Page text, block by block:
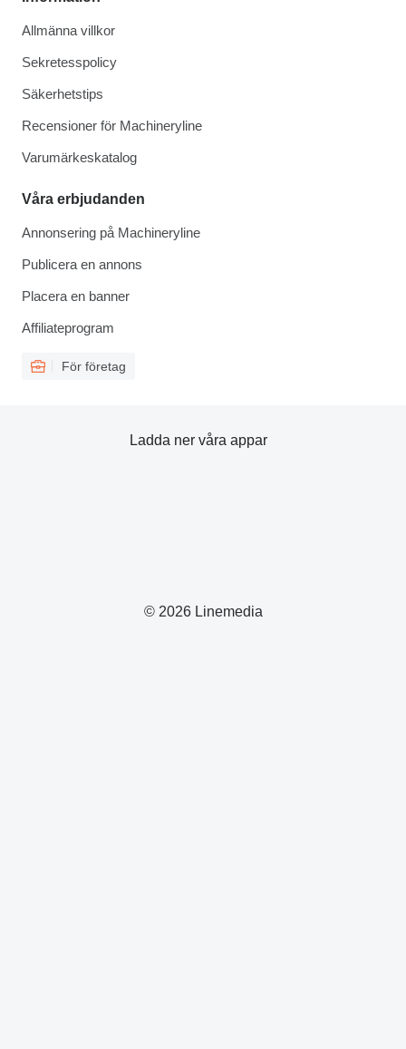
Allmänna villkor
Sekretesspolicy
Säkerhetstips
Recensioner för Machineryline
Varumärkeskatalog
Våra erbjudanden
Annonsering på Machineryline
Publicera en annons
Placera en banner
Affiliateprogram
För företag
© 2026 Linemedia
Ladda ner våra appar